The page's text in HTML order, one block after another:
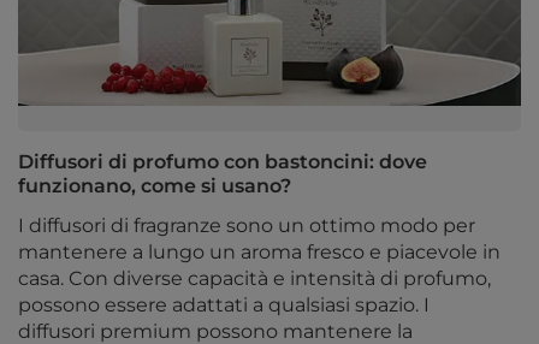
Diffusori di profumo con bastoncini: dove
funzionano, come si usano?
I diffusori di fragranze sono un ottimo modo per
mantenere a lungo un aroma fresco e piacevole in
casa. Con diverse capacità e intensità di profumo,
possono essere adattati a qualsiasi spazio. I
diffusori premium possono mantenere la